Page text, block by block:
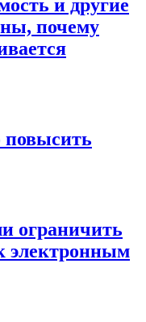
и другие
почему
повысить
ограничить
электронным